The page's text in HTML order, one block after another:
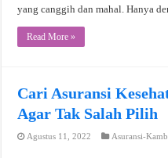
yang canggih dan mahal. Hanya
Read More »
Cari Asuransi
Agar Tak Salah Pilih
Agustus 11, 2022 Asuransi-